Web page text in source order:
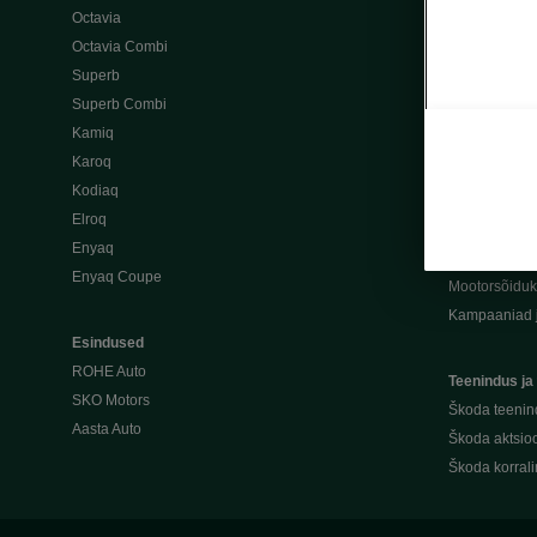
Octavia
Octavia Combi
Superb
Superb Combi
Kamiq
Karoq
Kodiaq
Elroq
Enyaq
Enyaq Coupe
Esindused
ROHE Auto
SKO Motors
Aasta Auto
Uuemõisa
Olemasolev
Kampaaniad
Teenindus
Škoda
Škoda
Škoda